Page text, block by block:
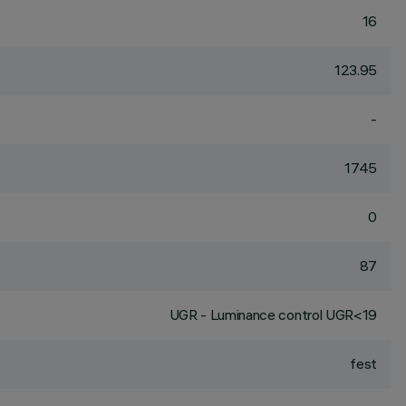
16
123.95
-
1745
0
87
UGR - Luminance control UGR<19
fest